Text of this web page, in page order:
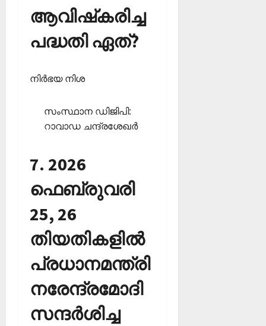
ആവിഷ്‌കരിച്ച
പദ്ധതി ഏത്?
നിര്‍ഭയ നിശ
സംസ്ഥാന ഡിജിപി:
റാവാഡ ചന്ദ്രശേഖര്‍
7. 2026
ഫെബ്രുവരി
25, 26
തിയതികളില്‍
പ്രധാനമന്ത്രി
നരേന്ദ്രമോദി
സന്ദര്‍ശിച്ച